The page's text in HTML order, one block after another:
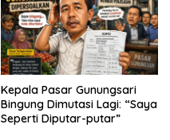
Kepala Pasar Gunungsari
Bingung Dimutasi Lagi: “Saya
Seperti Diputar-putar”